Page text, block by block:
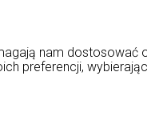
Koszty
Czas
nam
preferencji,